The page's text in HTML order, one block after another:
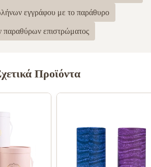
εγγράφου με το παράθυρο
επιστρώματος
Προϊόντα